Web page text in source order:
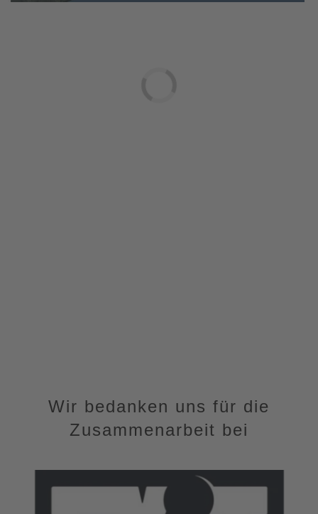
Wir bedanken uns für die
Zusammenarbeit bei